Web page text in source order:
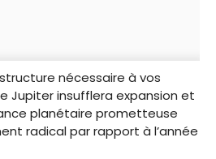
nécessaire à vos
Jupiter insufflera expansion et
planétaire prometteuse
radical par rapport à l’année